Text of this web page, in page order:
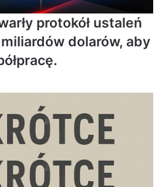
protokół ustaleń
dolarów, aby